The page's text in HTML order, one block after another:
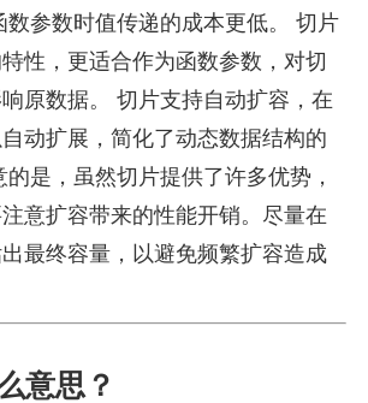
数参数时值传递的成本更低。 切片
性，更适合作为函数参数，对切
原数据。 切片支持自动扩容，在
动扩展，简化了动态数据结构的
是，虽然切片提供了许多优势，
意扩容带来的性能开销。尽量在
最终容量，以避免频繁扩容造成
意思？